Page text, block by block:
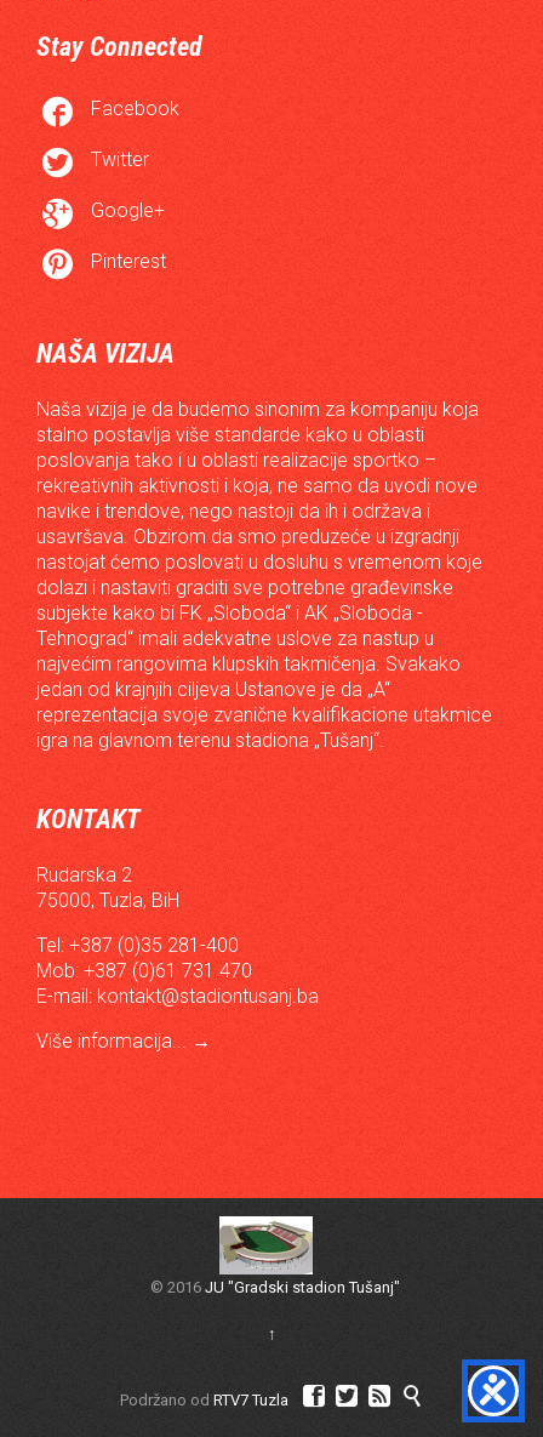
Stay Connected
 Facebook
 Twitter
 Google+
 Pinterest
NAŠA VIZIJA
Naša vizija je da budemo sinonim za kompaniju koja
stalno postavlja više standarde kako u oblasti
poslovanja tako i u oblasti realizacije sportko –
rekreativnih aktivnosti i koja, ne samo da uvodi nove
navike i trendove, nego nastoji da ih i održava i
usavršava. Obzirom da smo preduzeće u izgradnji
nastojat ćemo poslovati u dosluhu s vremenom koje
dolazi i nastaviti graditi sve potrebne građevinske
subjekte kako bi FK „Sloboda“ i AK „Sloboda -
Tehnograd“ imali adekvatne uslove za nastup u
najvećim rangovima klupskih takmičenja. Svakako
jedan od krajnjih ciljeva Ustanove je da „A“
reprezentacija svoje zvanične kvalifikacione utakmice
igra na glavnom terenu stadiona „Tušanj“.
KONTAKT
Rudarska 2
75000, Tuzla, BiH
Tel: +387 (0)35 281-400
Mob: +387 (0)61 731 470
E-mail: kontakt@stadiontusanj.ba
Više informacija... →
© 2016 JU "Gradski stadion Tušanj"
↑
Podržano od RTV7 Tuzla    